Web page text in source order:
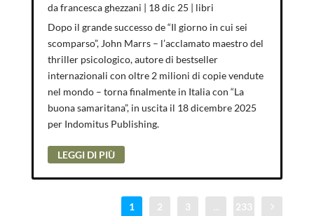
dafrancesca ghezzani | 18 dic 25 | libri
Dopo il grande successo de “Il giorno in cui sei
scomparso”, John Marrs – l’acclamato maestro del
thriller psicologico, autore di bestseller
internazionali con oltre 2 milioni di copie vendute
nel mondo – torna finalmente in Italia con “La
buona samaritana”, in uscita il 18 dicembre 2025
per Indomitus Publishing.
LEGGI DI PIÙ
1 2 3 233